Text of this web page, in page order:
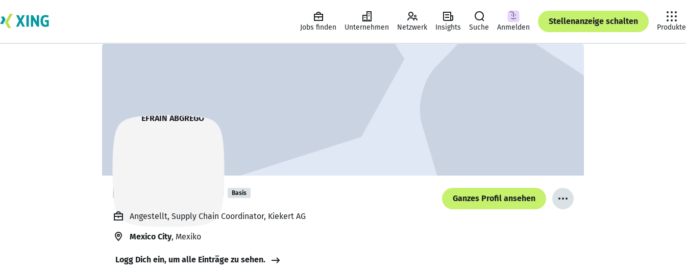
Jobs finden Unternehmen Netzwerk Insights Suche Anmelden
Stellenanzeige schalten
Produkte
EFRAIN ABGREGO Basis
Ganzes Profil ansehen
Angestellt, Supply Chain Coordinator, Kiekert AG
Mexico City, Mexiko
Logg Dich ein, um alle Einträge zu sehen.